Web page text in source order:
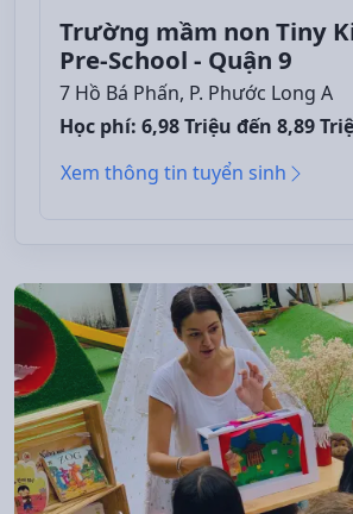
Trường mầm non Tiny
Pre-School - Quận 9
7 Hồ Bá Phấn, P. Phước Long A
Học phí: 6,98 Triệu đến 8,89
Xem thông tin tuyển sinh